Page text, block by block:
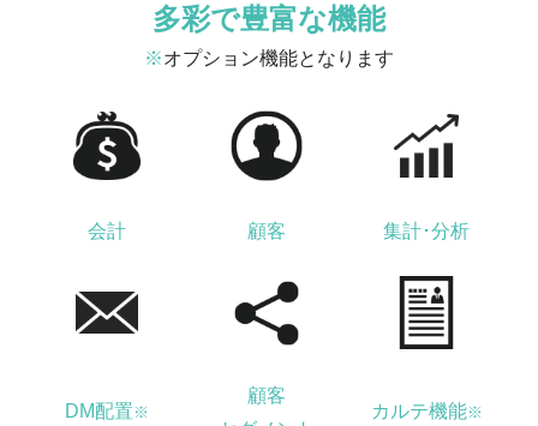
多彩で豊富な機能
※オプション機能となります
会計 顧客 集計･分析
DM配置 ※
顧客
カルテ機能※